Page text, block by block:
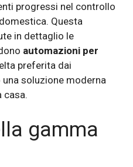
progressi nel controllo
Questa
in dettaglio le
automazioni per
preferita dai
soluzione moderna
casa.
gamma